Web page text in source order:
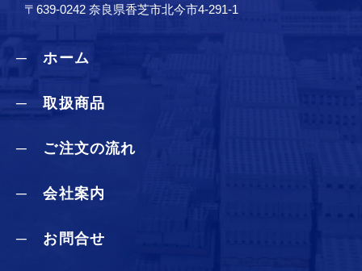
〒639-0242 奈良県香芝市北今市4-291-1
─ ホーム
─ 取扱商品
─ ご注文の流れ
─ 会社案内
─ お問合せ